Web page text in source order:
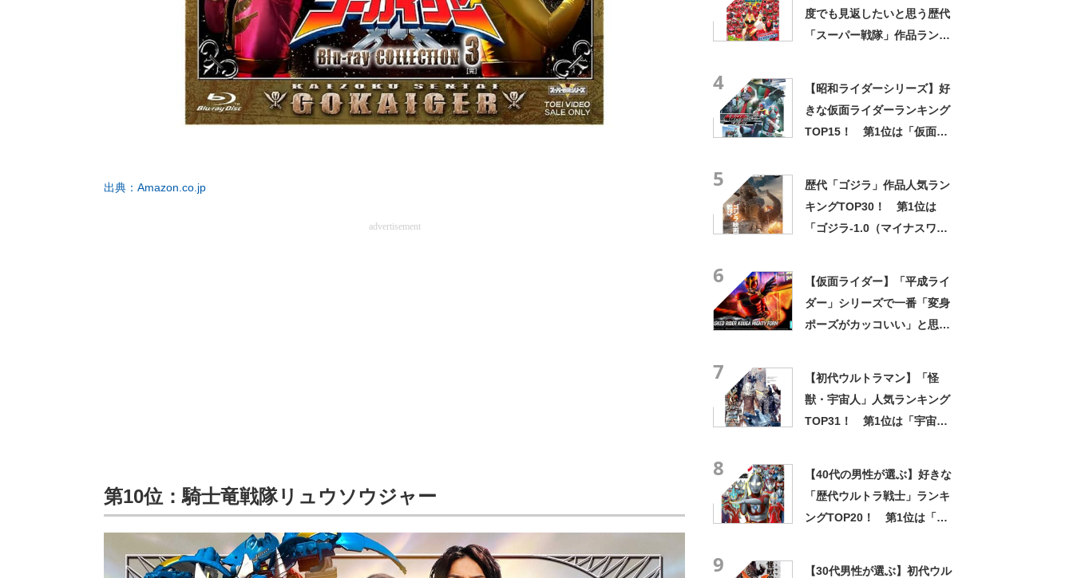
出典：Amazon.co.jp
advertisement
第10位：騎士竜戦隊リュウソウジャー
度でも見返したいと思う歴代
「スーパー戦隊」作品ランキ
4
【昭和ライダーシリーズ】好
きな仮面ライダーランキング
TOP15！ 第1位は「仮面ラ
5
歴代「ゴジラ」作品人気ラン
キングTOP30！ 第1位は
「ゴジラ-1.0（マイナスワ
6
【仮面ライダー】「平成ライ
ダー」シリーズで一番「変身
ポーズがカッコいい」と思う
7
【初代ウルトラマン】「怪
獣・宇宙人」人気ランキング
TOP31！ 第1位は「宇宙忍
8
【40代の男性が選ぶ】好きな
「歴代ウルトラ戦士」ランキ
ングTOP20！ 第1位は「ウ
9
【30代男性が選ぶ】初代ウル